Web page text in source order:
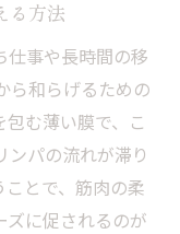
せ施術を解説
効果を体験す
最新施術の魅
選びのポイン
る方法
仕事や長時間の移
ら和らげるための
む薄い膜で、こ
パの流れが滞り
とで、筋肉の柔
ズに促されるのが